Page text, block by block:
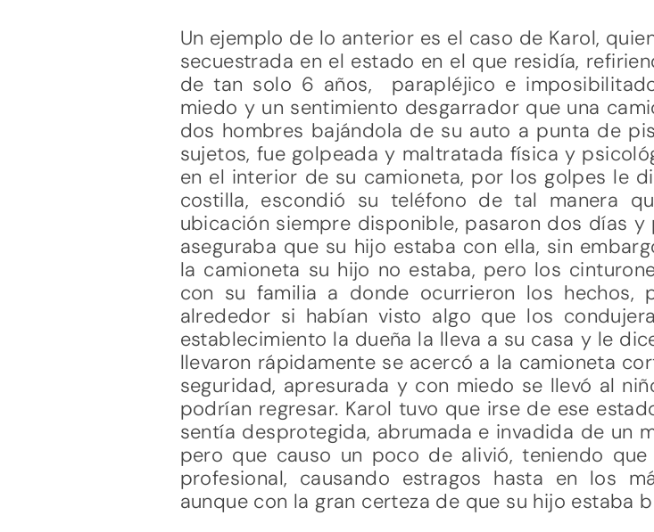
Un ejemplo de lo anterior es el caso de Karol,
secuestrada en el estado en el que residía,
de tan solo 6 años, parapléjico e
miedo y un sentimiento desgarrador que una
dos hombres bajándola de su auto a punta de
sujetos, fue golpeada y maltratada física y
en el interior de su camioneta, por los golpes le
costilla, escondió su teléfono de tal manera
ubicación siempre disponible, pasaron dos días
aseguraba que su hijo estaba con ella, sin
la camioneta su hijo no estaba, pero los
con su familia a donde ocurrieron los hechos,
alrededor si habían visto algo que los
establecimiento la dueña la lleva a su casa y le
llevaron rápidamente se acercó a la camioneta
seguridad, apresurada y con miedo se llevó al
podrían regresar. Karol tuvo que irse de ese
sentía desprotegida, abrumada e invadida de un
pero que causo un poco de alivió, teniendo
profesional, causando estragos hasta en los
aunque con la gran certeza de que su hijo estaba